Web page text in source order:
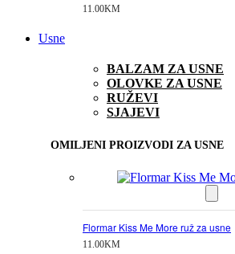
11.00KM
Usne
BALZAM ZA USNE
OLOVKE ZA USNE
RUŽEVI
SJAJEVI
OMILJENI PROIZVODI ZA USNE
Flormar Kiss Me More ruž za usne
11.00KM